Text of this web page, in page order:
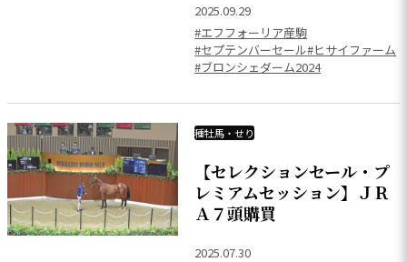
2025.09.29
#エフフォーリア産駒
#セプテンバーセール#ヒサイファーム
#ブロンシェダーム2024
種牡馬・せり
【セレクションセール・プ
レミアムセッション】ＪＲ
Ａ７頭購買
2025.07.30